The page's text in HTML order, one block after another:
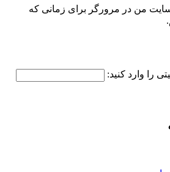
من در مرورگر برای زمانی که
را وارد کنید: